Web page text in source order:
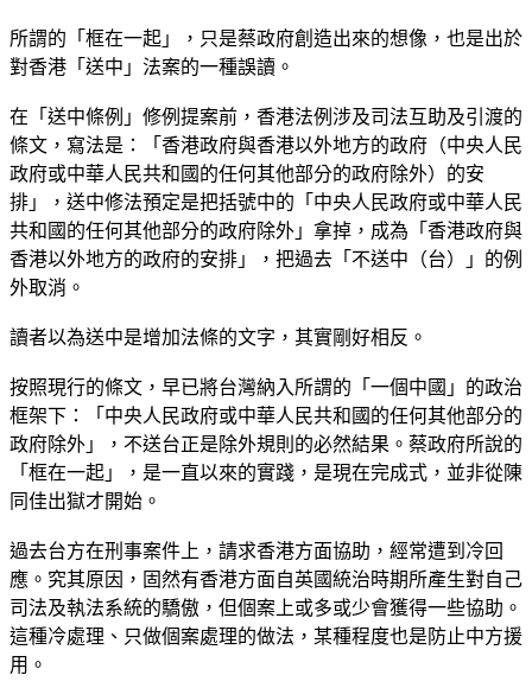
所謂的「框在一起」，只是蔡政府創造出來的想像，也是出於
對香港「送中」法案的一種誤讀。
在「送中條例」修例提案前，香港法例涉及司法互助及引渡的
條文，寫法是：「香港政府與香港以外地方的政府（中央人民
政府或中華人民共和國的任何其他部分的政府除外）的安
排」，送中修法預定是把括號中的「中央人民政府或中華人民
共和國的任何其他部分的政府除外」拿掉，成為「香港政府與
香港以外地方的政府的安排」，把過去「不送中（台）」的例
外取消。
讀者以為送中是增加法條的文字，其實剛好相反。
按照現行的條文，早已將台灣納入所謂的「一個中國」的政治
框架下：「中央人民政府或中華人民共和國的任何其他部分的
政府除外」，不送台正是除外規則的必然結果。蔡政府所說的
「框在一起」，是一直以來的實踐，是現在完成式，並非從陳
同佳出獄才開始。
過去台方在刑事案件上，請求香港方面協助，經常遭到冷回
應。究其原因，固然有香港方面自英國統治時期所產生對自己
司法及執法系統的驕傲，但個案上或多或少會獲得一些協助。
這種冷處理、只做個案處理的做法，某種程度也是防止中方援
用。